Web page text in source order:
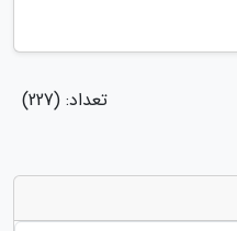
تعداد: (227)